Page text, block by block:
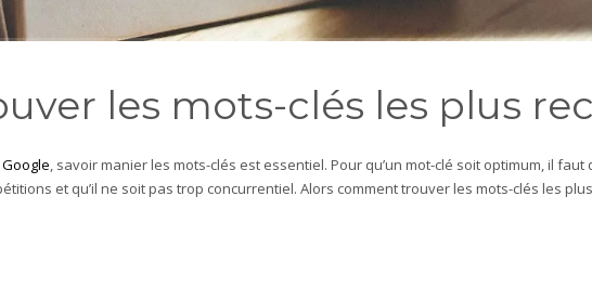
les mots-clés les plus
, savoir manier les mots-clés est essentiel. Pour qu’un mot-clé soit optimum, il
et qu’il ne soit pas trop concurrentiel. Alors comment trouver les mots-clés les